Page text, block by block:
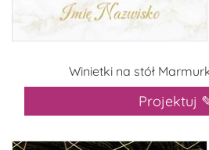
Winietki na stół
Projektuj